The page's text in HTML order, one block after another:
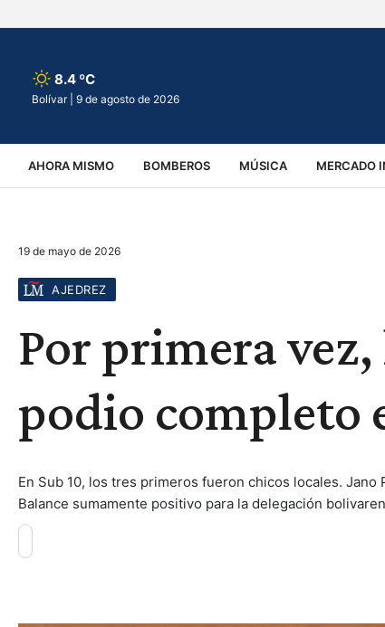
8.4 ºC
Bolívar | 9 de agosto de 2026
AHORA MISMO BOMBEROS MÚSICA MERCADO
VIRALES ACCIDENTES
19 de mayo de 2026
AJEDREZ
Por primera
podio completo
En Sub 10, los tres primeros fueron chicos locales.
Balance sumamente positivo para la delegación